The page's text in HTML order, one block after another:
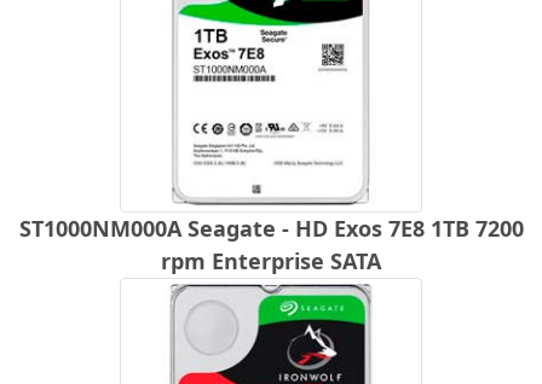
ST1000NM000A Seagate - HD Exos 7E8 1TB 7200
rpm Enterprise SATA